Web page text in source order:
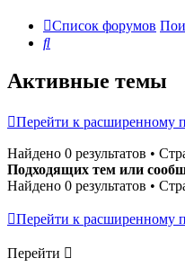
Список форумов
Поиск
Активные темы
Перейти к расширенному
Найдено 0 результатов •
Подходящих тем или
Найдено 0 результатов •
Перейти к расширенному
Перейти